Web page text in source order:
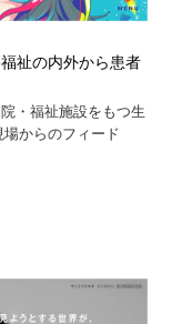
祉の内外から患者
・福祉施設をもつ生
からのフィード